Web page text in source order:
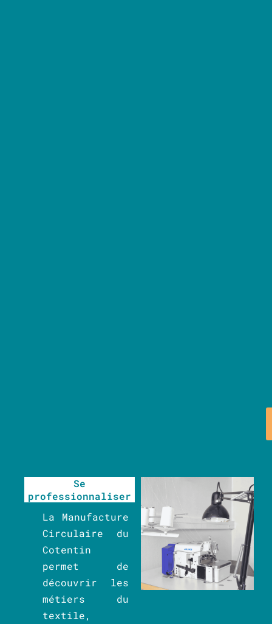
Se
professionnaliser
La Manufacture
Circulaire du
Cotentin
permet de
découvrir les
métiers du
textile,